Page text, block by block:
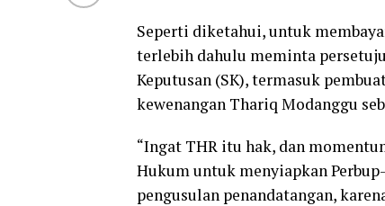
Seperti diketahui, untuk
terlebih dahulu meminta
Keputusan (SK), termasuk
kewenangan Thariq Modanggu
“Ingat THR itu hak, dan
Hukum untuk menyiapkan
pengusulan penandatangan,